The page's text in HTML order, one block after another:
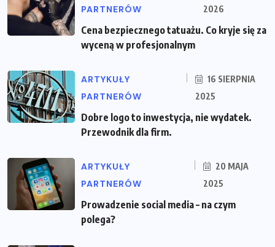
PARTNERÓW
2026
Cena bezpiecznego tatuażu. Co kryje się za
wyceną w profesjonalnym
ARTYKUŁY
PARTNERÓW
16 SIERPNIA
2025
Dobre logo to inwestycja, nie wydatek.
Przewodnik dla firm.
ARTYKUŁY
PARTNERÓW
20 MAJA
2025
Prowadzenie social media – na czym
polega?